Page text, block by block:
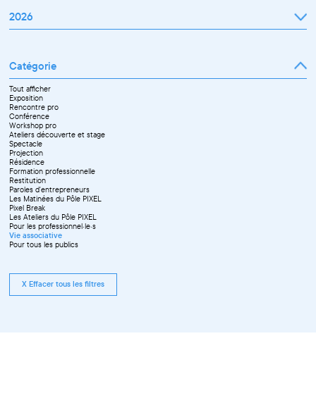
2026
Avril
Mai
Juin
Septembre
Octobre
Novembre
Catégorie
Tout afficher
Exposition
Rencontre pro
Conférence
Workshop pro
Ateliers découverte et stage
Spectacle
Projection
Résidence
Formation professionnelle
Restitution
Paroles d'entrepreneurs
Les Matinées du Pôle PIXEL
Pixel Break
Les Ateliers du Pôle PIXEL
Pour les professionnel·le·s
Vie associative
Pour tous les publics
X Effacer tous les filtres